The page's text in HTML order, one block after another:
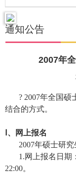
通知公告
2007年
? 2007年全国硕
结合的方式。
Ⅰ、网上报名
2007年硕士研
1.网上报名日期
22:00。